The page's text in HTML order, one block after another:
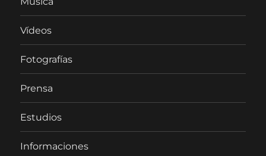
Vídeos
Fotografías
Prensa
Estudios
Informaciones